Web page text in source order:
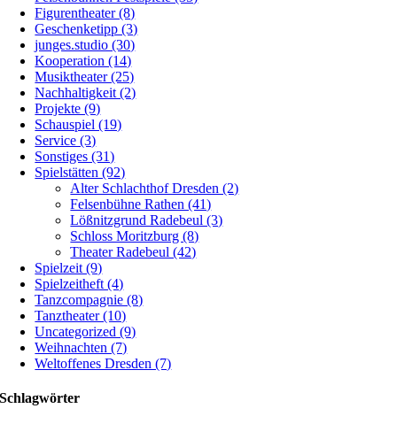
Figurentheater (8)
Geschenketipp (3)
junges.studio (30)
Kooperation (14)
Musiktheater (25)
Nachhaltigkeit (2)
Projekte (9)
Schauspiel (19)
Service (3)
Sonstiges (31)
Spielstätten (92)
Alter Schlachthof Dresden (2)
Felsenbühne Rathen (41)
Lößnitzgrund Radebeul (3)
Schloss Moritzburg (8)
Theater Radebeul (42)
Spielzeit (9)
Spielzeitheft (4)
Tanzcompagnie (8)
Tanztheater (10)
Uncategorized (9)
Weihnachten (7)
Weltoffenes Dresden (7)
Schlagwörter